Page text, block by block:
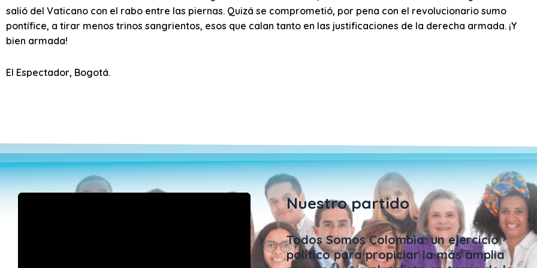
salió del Vaticano con el rabo entre las piernas. Quizá se comprometió, por pena con el revolucionario sumo
pontífice, a tirar menos trinos sangrientos, esos que calan tanto en las justificaciones de la derecha armada. ¡Y
bien armada!
El Espectador, Bogotá.
Nuestro partido
Todos Somos Colombia: un ejercicio
político para propiciar la más amplia